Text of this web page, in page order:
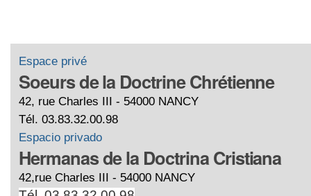
Espace privé
Soeurs de la Doctrine Chrétienne
42, rue Charles III - 54000 NANCY
Tél. 03.83.32.00.98
Espacio privado
Hermanas de la Doctrina Cristiana
42,rue Charles III - 54000 NANCY